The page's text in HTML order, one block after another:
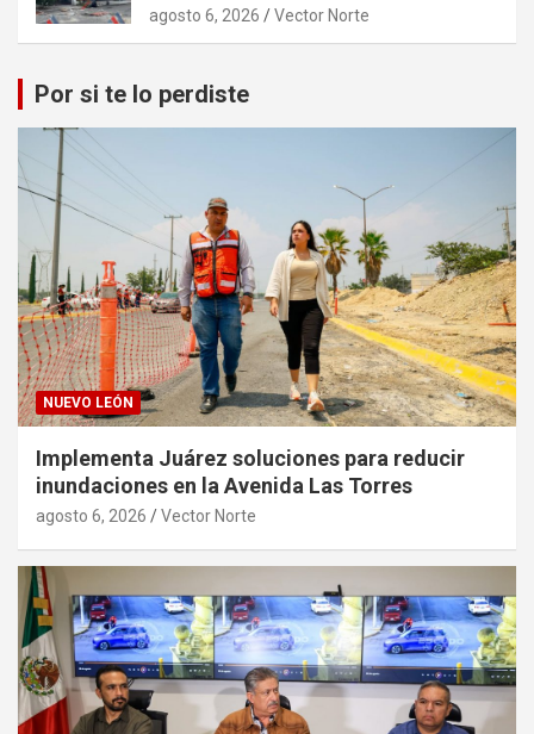
agosto 6, 2026 Vector Norte
Por si te lo perdiste
NUEVO LEÓN
Implementa Juárez soluciones para reducir
inundaciones en la Avenida Las Torres
agosto 6, 2026 Vector Norte